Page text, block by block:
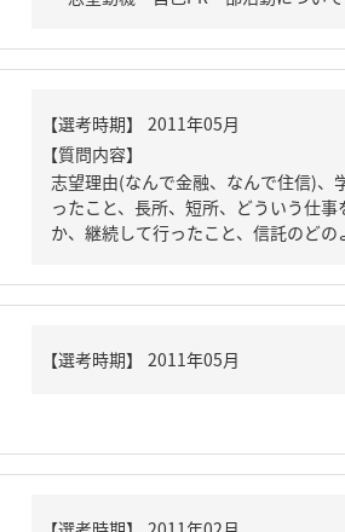
【質問内容】
志望理由(なんで金融、なんで住信)、
ったこと、長所、短所、どういう仕事
か、継続して行ったこと、信託のどの